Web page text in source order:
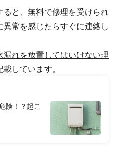
と、無料で修理を受けられ
常を感じたらすぐに連絡し
漏れを放置してはいけない理
しています。
険！？起こ